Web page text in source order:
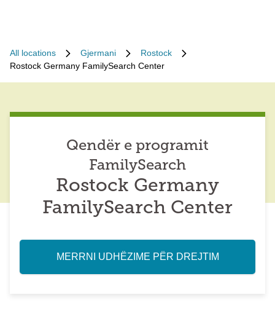
All locations Gjermani
Rostock
Rostock Germany FamilySearch Center
Qendër e programit
FamilySearch
Rostock Germany
FamilySearch Center
MERRNI UDHËZIME PËR DREJTIM